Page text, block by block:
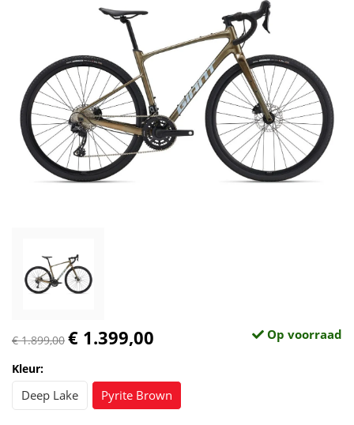
€ 1.899,00 € 1.399,00 Op voorraad
Kleur:
Deep Lake Pyrite Brown